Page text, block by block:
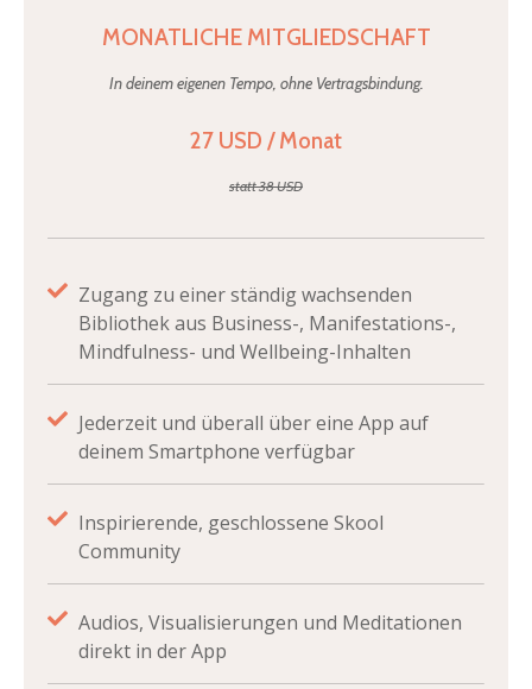
MONATLICHE MITGLIEDSCHAFT
In deinem eigenen Tempo, ohne Vertragsbindung.
27 USD / Monat
statt 38 USD
Zugang zu einer ständig wachsenden
Bibliothek aus Business-, Manifestations-,
Mindfulness- und Wellbeing-Inhalten
Jederzeit und überall über eine App auf
deinem Smartphone verfügbar
Inspirierende, geschlossene Skool
Community
Audios, Visualisierungen und Meditationen
direkt in der App